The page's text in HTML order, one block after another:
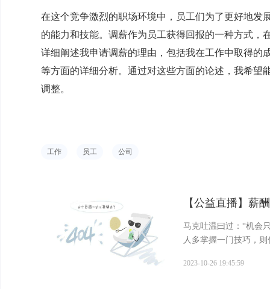
在这个竞争激烈的职场环境中，员工们为了更好地发
的能力和技能。调薪作为员工获得回报的一种方式，
详细阐述我申请调薪的理由，包括我在工作中取得的
等方面的详细分析。通过对这些方面的论述，我希望
调整。
工作 员工 公司
【公益直播】薪
马克吐温曰过：“机会
人多掌握一门技巧，
2023...
2023-10-26 19:45:59